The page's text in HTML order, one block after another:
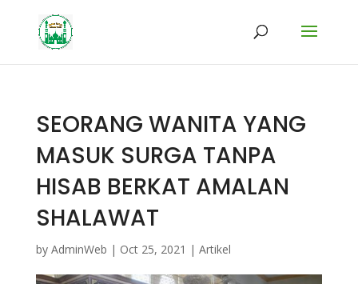
SEORANG WANITA YANG
MASUK SURGA TANPA
HISAB BERKAT AMALAN
SHALAWAT
by AdminWeb | Oct 25, 2021 | Artikel